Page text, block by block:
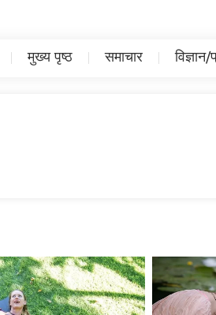
मुख्य पृष्ठ समाचार